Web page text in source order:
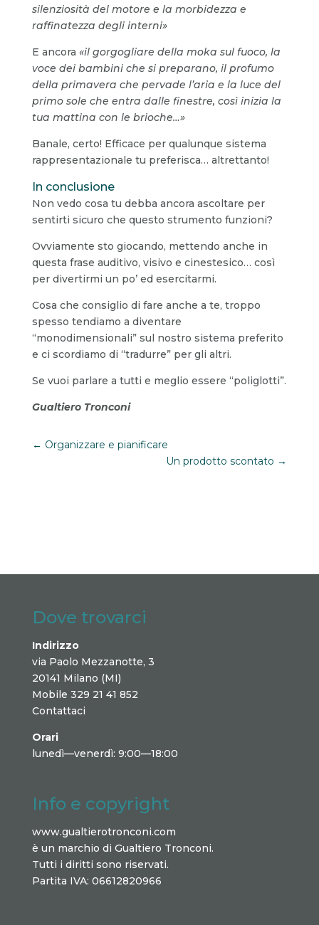
silenziosità del motore e la morbidezza e
raffinatezza degli interni»
E ancora «il gorgogliare della moka sul fuoco, la
voce dei bambini che si preparano, il profumo
della primavera che pervade l’aria e la luce del
primo sole che entra dalle finestre, così inizia la
tua mattina con le brioche…»
Banale, certo! Efficace per qualunque sistema
rappresentazionale tu preferisca… altrettanto!
In conclusione
Non vedo cosa tu debba ancora ascoltare per
sentirti sicuro che questo strumento funzioni?
Ovviamente sto giocando, mettendo anche in
questa frase auditivo, visivo e cinestesico… così
per divertirmi un po’ ed esercitarmi.
Cosa che consiglio di fare anche a te, troppo
spesso tendiamo a diventare
“monodimensionali” sul nostro sistema preferito
e ci scordiamo di “tradurre” per gli altri.
Se vuoi parlare a tutti e meglio essere “poliglotti”.
Gualtiero Tronconi
← Organizzare e pianificare
Un prodotto scontato →
Dove trovarci
Indirizzo
via Paolo Mezzanotte, 3
20141 Milano (MI)
Mobile 329 21 41 852
Contattaci
Orari
lunedì—venerdì: 9:00—18:00
Info e copyright
www.gualtierotronconi.com
è un marchio di Gualtiero Tronconi.
Tutti i diritti sono riservati.
Partita IVA: 06612820966